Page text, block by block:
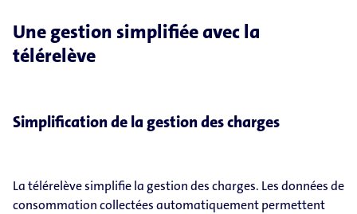
Une gestion simplifiée avec la
télérelève
Simplification de la gestion des charges
La télérelève simplifie la gestion des charges. Les données de
consommation collectées automatiquement permettent